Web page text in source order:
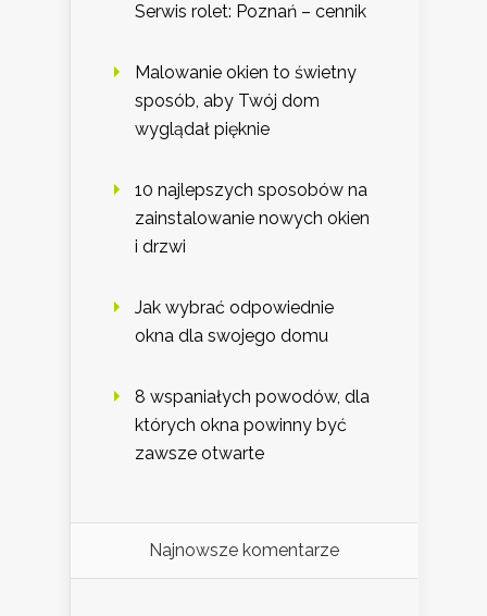
Serwis rolet: Poznań – cennik
Malowanie okien to świetny
sposób, aby Twój dom
wyglądał pięknie
10 najlepszych sposobów na
zainstalowanie nowych okien
i drzwi
Jak wybrać odpowiednie
okna dla swojego domu
8 wspaniałych powodów, dla
których okna powinny być
zawsze otwarte
Najnowsze komentarze